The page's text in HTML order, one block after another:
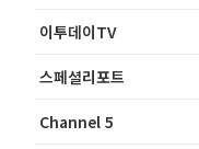
이투데이TV
스페셜리포트
Channel 5